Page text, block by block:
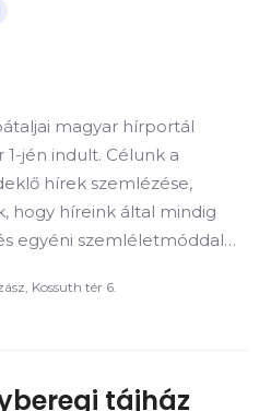
magyar hírportál
1-jén indult. Célunk a
hírek szemlézése,
hogy híreink által mindig
egyéni szemléletmóddal…
Kossuth tér 6.
tájház